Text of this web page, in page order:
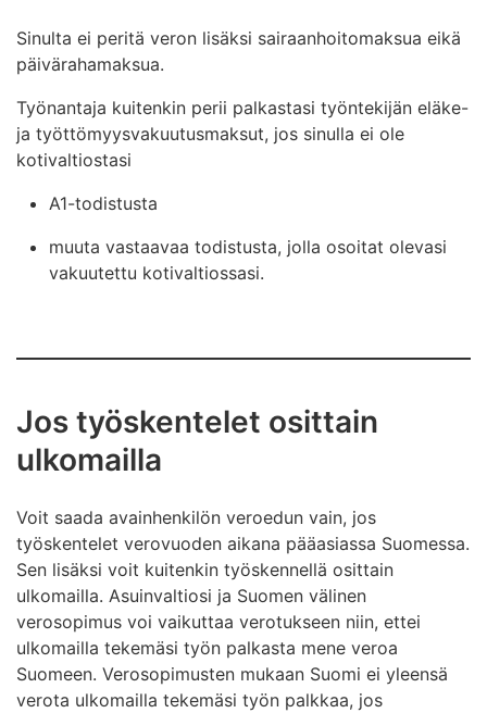
Sinulta ei peritä veron lisäksi sairaanhoitomaksua eikä
päivärahamaksua.
Työnantaja kuitenkin perii palkastasi työntekijän eläke-
ja työttömyysvakuutusmaksut, jos sinulla ei ole
kotivaltiostasi
A1-todistusta
muuta vastaavaa todistusta, jolla osoitat olevasi
vakuutettu kotivaltiossasi.
Jos työskentelet osittain
ulkomailla
Voit saada avainhenkilön veroedun vain, jos
työskentelet verovuoden aikana pääasiassa Suomessa.
Sen lisäksi voit kuitenkin työskennellä osittain
ulkomailla. Asuinvaltiosi ja Suomen välinen
verosopimus voi vaikuttaa verotukseen niin, ettei
ulkomailla tekemäsi työn palkasta mene veroa
Suomeen. Verosopimusten mukaan Suomi ei yleensä
verota ulkomailla tekemäsi työn palkkaa, jos